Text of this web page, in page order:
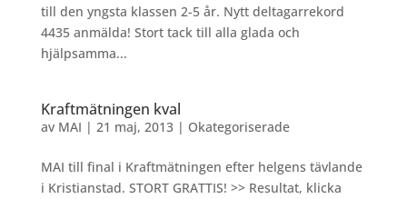
till den yngsta klassen 2-5 år. Nytt deltagarrekord
4435 anmälda! Stort tack till alla glada och
hjälpsamma...
Kraftmätningen kval
av MAI | 21 maj, 2013| Okategoriserade
MAI till final i Kraftmätningen efter helgens tävlande
i Kristianstad. STORT GRATTIS! >> Resultat, klicka